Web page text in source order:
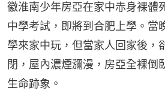
徽淮南少年房亞在家中赤身裸體
中學考試，即將到合肥上學。當
學來家中玩，但當家人回家後，
閉，屋內濃煙瀰漫，房亞全裸倒
生命跡象。